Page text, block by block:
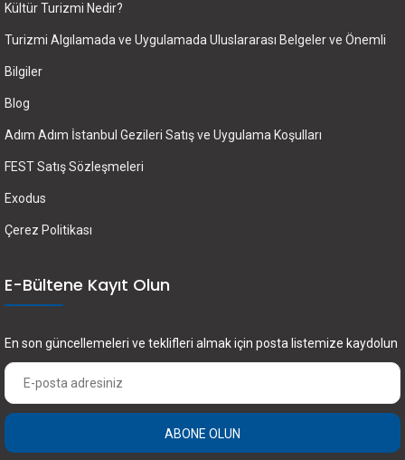
Kültür Turizmi Nedir?
Turizmi Algılamada ve Uygulamada Uluslararası Belgeler ve Önemli
Bilgiler
Blog
Adım Adım İstanbul Gezileri Satış ve Uygulama Koşulları
FEST Satış Sözleşmeleri
Exodus
Çerez Politikası
E-Bültene Kayıt Olun
En son güncellemeleri ve teklifleri almak için posta listemize kaydolun
ABONE OLUN